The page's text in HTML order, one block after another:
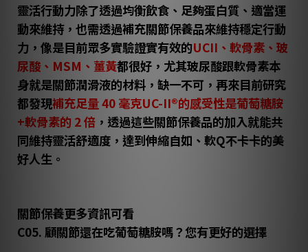
靈活行動力除了透過均衡飲食、足夠蛋白質、適當運
動來維持，也需透過補充關節保養品來維持穩定行動
力，像是目前眾多實驗證實有效的UCII、軟骨素、玻
尿酸、MSM、薑黃都很好，尤其玻尿酸跟軟骨素本
身就是關節潤滑液的材料，缺一不可，再來目前研究
都發現補充足量 40 毫克UC-II®的感受性是葡萄糖胺
+軟骨素的 2 倍 ，透過這些關節保養品的加入就能共
同維持靈活舒適度，達到伸縮自如、軟Q不卡卡的美
好人生。
關節保養更多資訊可看
C05. 顧關節還在吃葡萄糖胺嗎？您有更好的選擇